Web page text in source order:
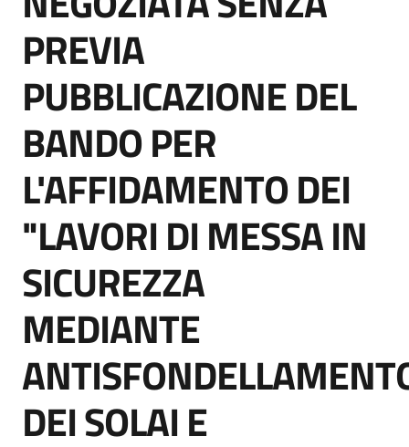
Supporto
Piattaforme
telematiche
English
site
Seguici
su
PREVIA
PUBBLICAZIONE DEL
BANDO PER
L'AFFIDAMENTO DEI
"LAVORI DI MESSA IN
SICUREZZA
MEDIANTE
DEI SOLAI E